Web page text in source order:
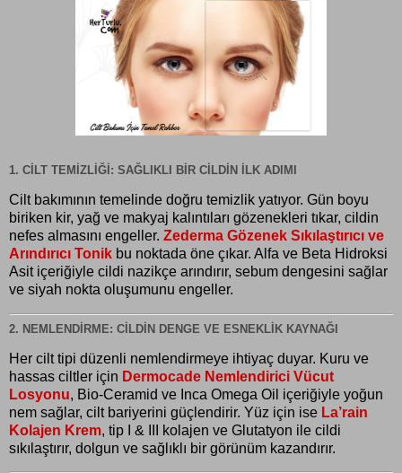
1. CILT TEMIZLIĞI: SAĞLIKLI BIR CILDIN İLK ADIMI
Cilt bakımının temelinde doğru temizlik yatıyor. Gün boyu
biriken kir, yağ ve makyaj kalıntıları gözenekleri tıkar, cildin
nefes almasını engeller. Zederma Gözenek Sıkılaştırıcı ve
Arındırıcı Tonik bu noktada öne çıkar. Alfa ve Beta Hidroksi
Asit içeriğiyle cildi nazikçe arındırır, sebum dengesini sağlar
ve siyah nokta oluşumunu engeller.
2. NEMLENDIRME: CILDIN DENGE VE ESNEKLIK KAYNAĞI
Her cilt tipi düzenli nemlendirmeye ihtiyaç duyar. Kuru ve
hassas ciltler için Dermocade Nemlendirici Vücut
Losyonu, Bio-Ceramid ve Inca Omega Oil içeriğiyle yoğun
nem sağlar, cilt bariyerini güçlendirir. Yüz için ise La’rain
Kolajen Krem, tip I & III kolajen ve Glutatyon ile cildi
sıkılaştırır, dolgun ve sağlıklı bir görünüm kazandırır.